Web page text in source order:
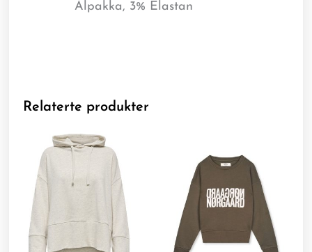
Alpakka, 3% Elastan
Relaterte produkter